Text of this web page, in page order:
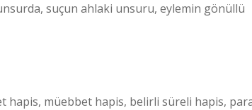
suçun ahlaki unsuru, eylemin gönüllü
hapis, müebbet hapis, belirli süreli hapis,